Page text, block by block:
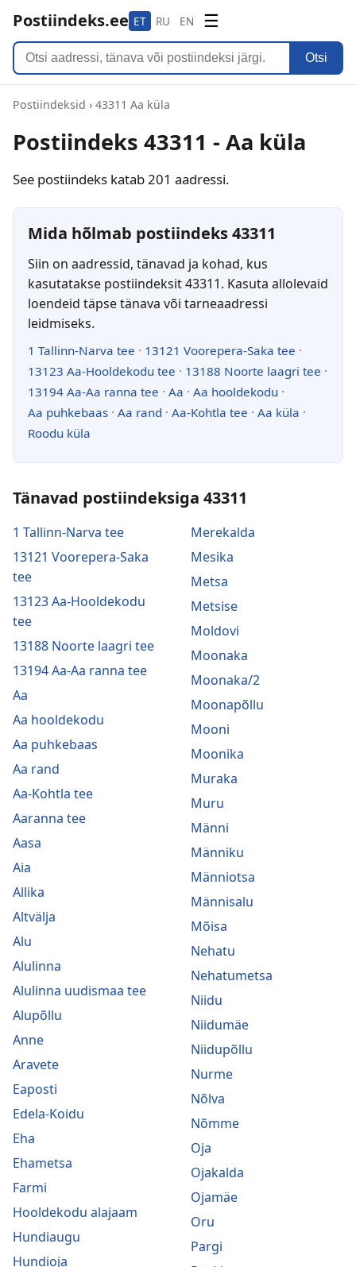
Postiindeks.ee ET RU EN ☰
Otsi
Postiindeksid › 43311 Aa küla
Postiindeks 43311 - Aa küla
See postiindeks katab 201 aadressi.
Mida hõlmab postiindeks 43311
Siin on aadressid, tänavad ja kohad, kus
kasutatakse postiindeksit 43311. Kasuta allolevaid
loendeid täpse tänava või tarneaadressi
leidmiseks.
1 Tallinn-Narva tee · 13121 Voorepera-Saka tee ·
13123 Aa-Hooldekodu tee · 13188 Noorte laagri tee ·
13194 Aa-Aa ranna tee · Aa · Aa hooldekodu ·
Aa puhkebaas · Aa rand · Aa-Kohtla tee · Aa küla ·
Roodu küla
Tänavad postiindeksiga 43311
1 Tallinn-Narva tee
13121 Voorepera-Saka
tee
13123 Aa-Hooldekodu
tee
13188 Noorte laagri tee
13194 Aa-Aa ranna tee
Aa
Aa hooldekodu
Aa puhkebaas
Aa rand
Aa-Kohtla tee
Aaranna tee
Aasa
Aia
Allika
Altvälja
Alu
Alulinna
Alulinna uudismaa tee
Alupõllu
Anne
Aravete
Eaposti
Edela-Koidu
Eha
Ehametsa
Farmi
Hooldekodu alajaam
Hundiaugu
Hundioja
Merekalda
Mesika
Metsa
Metsise
Moldovi
Moonaka
Moonaka/2
Moonapõllu
Mooni
Moonika
Muraka
Muru
Männi
Männiku
Männiotsa
Männisalu
Mõisa
Nehatu
Nehatumetsa
Niidu
Niidumäe
Niidupõllu
Nurme
Nõlva
Nõmme
Oja
Ojakalda
Ojamäe
Oru
Pargi